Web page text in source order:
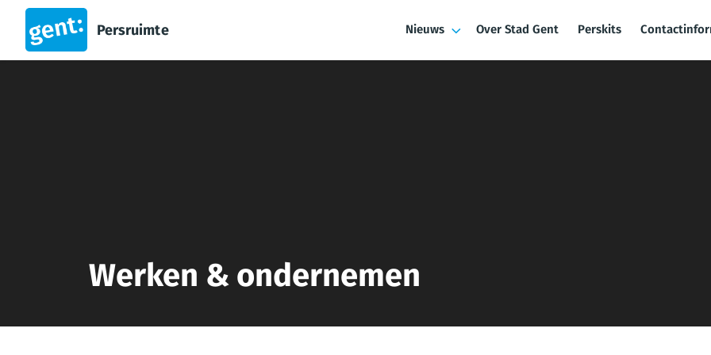
Persruimte Nieuws Over Stad Gent Perskits
Werken & ondernemen